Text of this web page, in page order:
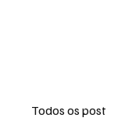
Todos os post